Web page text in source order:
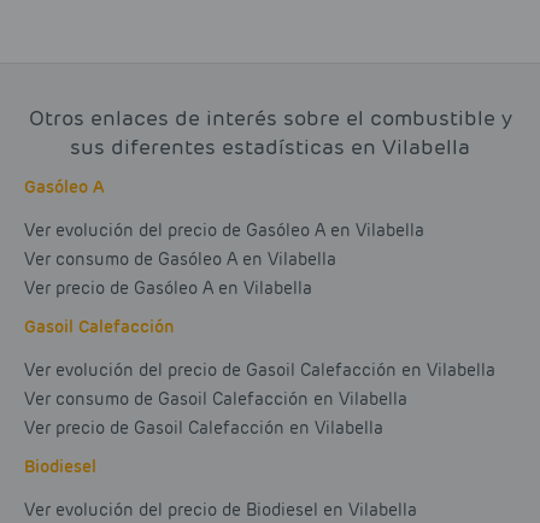
Otros enlaces de interés sobre el combustible y
sus diferentes estadísticas en Vilabella
Gasóleo A
Ver evolución del precio de Gasóleo A en Vilabella
Ver consumo de Gasóleo A en Vilabella
Ver precio de Gasóleo A en Vilabella
Gasoil Calefacción
Ver evolución del precio de Gasoil Calefacción en Vilabella
Ver consumo de Gasoil Calefacción en Vilabella
Ver precio de Gasoil Calefacción en Vilabella
Biodiesel
Ver evolución del precio de Biodiesel en Vilabella